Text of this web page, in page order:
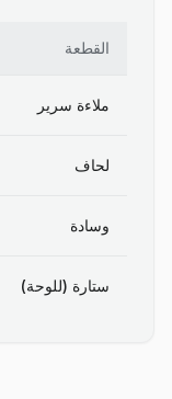
القطعة
ملاءة سرير
لحاف
وسادة
ستارة (للوحة)